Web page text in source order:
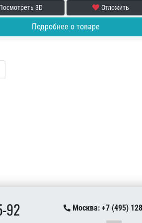
3D Отложить
Подробнее о товаре
страницастраница
92 Москва: +7 (495)